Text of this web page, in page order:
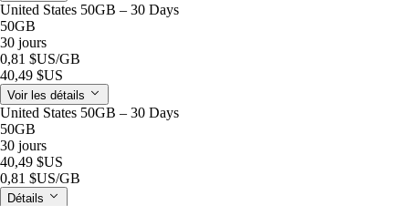
United States 50GB – 30 Days
50GB
30 jours
0,81 $US/GB
40,49 $US
Voir les détails
United States 50GB – 30 Days
50GB
30 jours
40,49 $US
0,81 $US/GB
Détails